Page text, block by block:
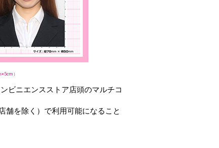
）
ビニエンスストア店頭のマルチコ
を除く）で利用可能になること